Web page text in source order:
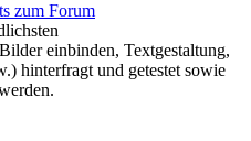
zum Forum
einbinden, Textgestaltung,
hinterfragt und getestet sowie